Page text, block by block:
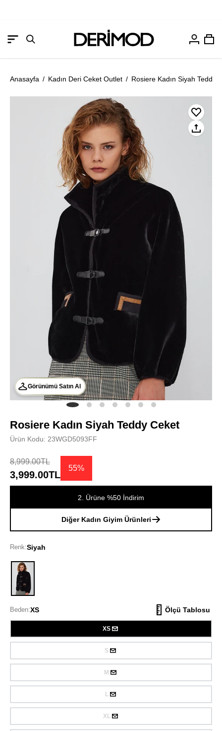
GezinmeArama
Hesabım
Anasayfa / Kadın Deri Ceket Outlet / Rosiere Kadın Siyah Teddy
Görünümü Satın Al
Rosiere Kadın Siyah Teddy Ceket
Ürün Kodu: 23WGD5093FF
8,999.00TL
3,999.00TL
55%
2. Ürüne %50 İndirim
Diğer Kadın Giyim Ürünleri
Renk:Siyah
Siyah
Beden:XS Ölçü Tablosu
XS
S
M
L
XL